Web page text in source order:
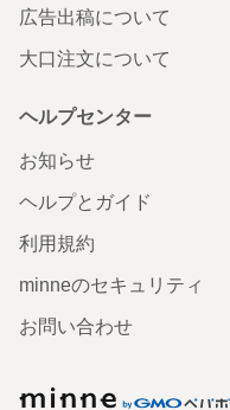
広告出稿について
大口注文について
ヘルプセンター
お知らせ
ヘルプとガイド
利用規約
minneのセキュリティ
お問い合わせ